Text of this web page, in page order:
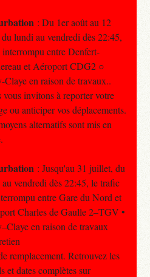
: Du 1er août au 12
lundi au vendredi dès 22:45,
entre Denfert-
et Aéroport CDG2 ○
en raison de travaux..
vous invitons à reporter votre
ou anticiper vos déplacements.
alternatifs sont mis en
: Jusqu'au 31 juillet, du
vendredi dès 22:45, le trafic
entre Gare du Nord et
Charles de Gaulle 2–TGV •
en raison de travaux
remplacement. Retrouvez les
et dates complètes sur